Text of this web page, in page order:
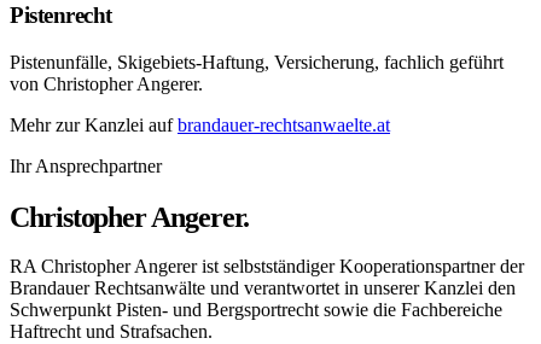
Pistenrecht
Pistenunfälle, Skigebiets-Haftung, Versicherung, fachlich geführt
von Christopher Angerer.
Mehr zur Kanzlei aufbrandauer-rechtsanwaelte.at
Ihr Ansprechpartner
Christopher Angerer.
RA Christopher Angerer ist selbstständiger Kooperationspartner der
Brandauer Rechtsanwälte und verantwortet in unserer Kanzlei den
Schwerpunkt Pisten- und Bergsportrecht sowie die Fachbereiche
Haftrecht und Strafsachen.